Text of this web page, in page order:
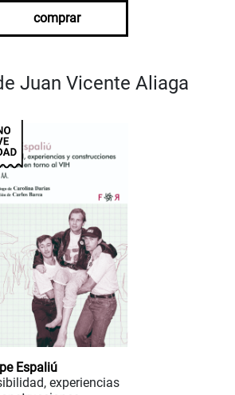
comprar
Juan Vicente Aliaga
Espaliú
experiencias